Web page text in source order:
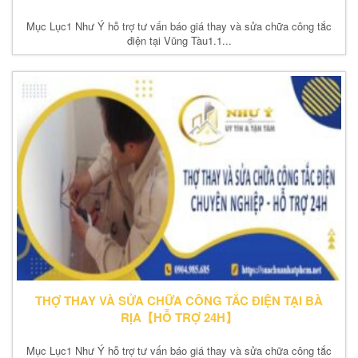
Mục Lục1 Như Ý hỗ trợ tư vấn báo giá thay và sửa chữa công tắc
điện tại Vũng Tàu1.1...
THỢ THAY VÀ SỬA CHỮA CÔNG TẮC ĐIỆN TẠI BÀ
RỊA【HỖ TRỢ 24H】
Mục Lục1 Như Ý hỗ trợ tư vấn báo giá thay và sửa chữa công tắc